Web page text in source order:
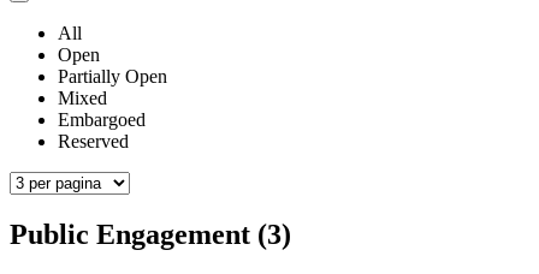
All
Open
Partially Open
Mixed
Embargoed
Reserved
Public Engagement (3)